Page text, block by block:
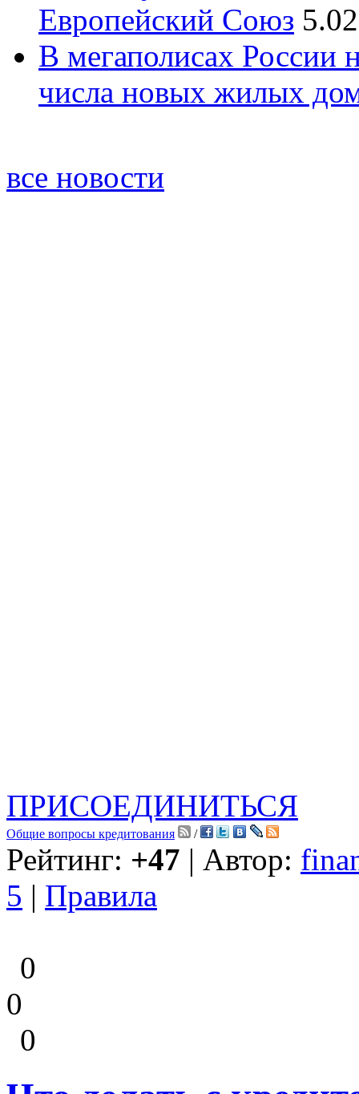
Европейский Союз
В мегаполисах России
числа новых жилых
все новости
ПРИСОЕДИНИТЬСЯ
Общие вопросы кредитования /
Рейтинг: +47 | Автор:
5 | Правила
0
0
0